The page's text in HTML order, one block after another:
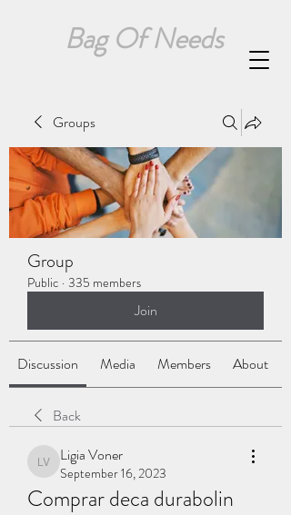
Bag Of Needs
Groups
Group
Public · 335 members
Join
Discussion Media Members About
Back
Ligia Voner
Ligia Voner
September 16, 2023
Comprar deca durabolin